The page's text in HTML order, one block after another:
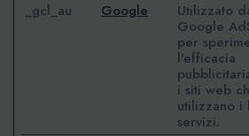
_gcl_au Google
Utilizzato
Google
per
l'efficacia
i siti web
utilizzano i
servizi.